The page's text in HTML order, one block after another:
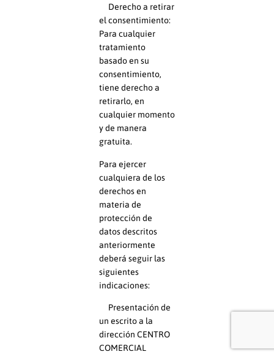
Derecho a retirar
el consentimiento:
Para cualquier
tratamiento
basado en su
consentimiento,
tiene derecho a
retirarlo, en
cualquier momento
y de manera
gratuita.
Para ejercer
cualquiera de los
derechos en
materia de
protección de
datos descritos
anteriormente
deberá seguir las
siguientes
indicaciones:
Presentación de
un escrito a la
dirección CENTRO
COMERCIAL